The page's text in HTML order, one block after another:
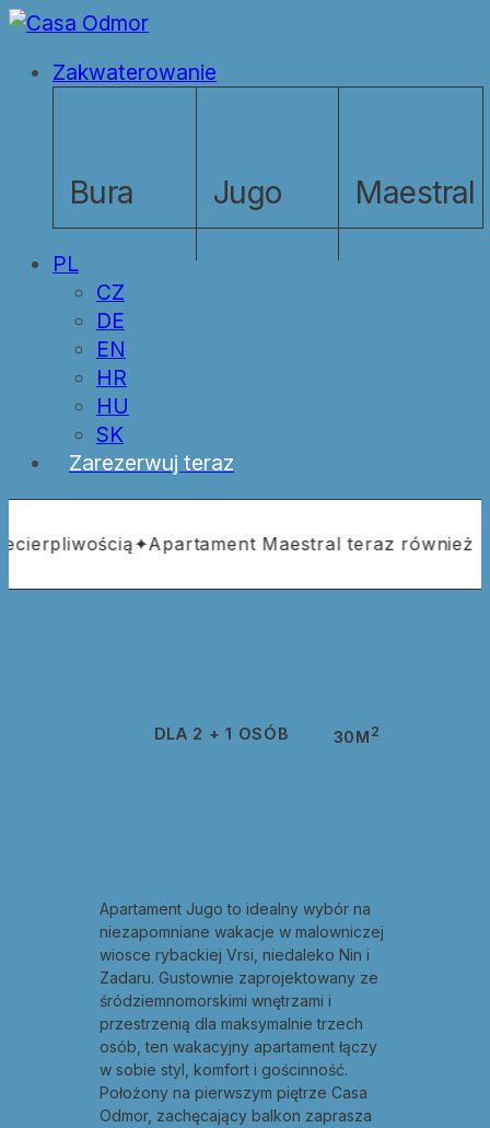
Skip
main
MenuZakwaterowanie
Bura Jugo Maestral
PL
CZ
DE
EN
HR
HU
SK
Zarezerwuj teraz
✦Apartament Maestral teraz również z
DLA 2 + 1 OSÓB 30M 2
Apartament Jugo to idealny wybór na
niezapomniane wakacje w malowniczej
wiosce rybackiej Vrsi, niedaleko Nin i
Zadaru. Gustownie zaprojektowany ze
śródziemnomorskimi wnętrzami i
przestrzenią dla maksymalnie trzech
osób, ten wakacyjny apartament łączy
w sobie styl, komfort i gościnność.
Położony na pierwszym piętrze Casa
Odmor, zachęcający balkon zaprasza